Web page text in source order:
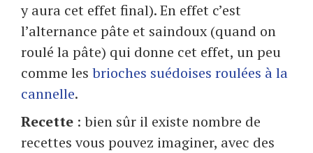
y aura cet effet final). En effet c’est
l’alternance pâte et saindoux (quand on
roulé la pâte) qui donne cet effet, un peu
comme les brioches suédoises roulées à la
cannelle.
Recette : bien sûr il existe nombre de
recettes vous pouvez imaginer, avec des